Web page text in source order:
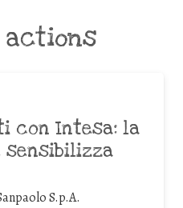
actions
con Intesa: la
sensibilizza
S.p.A.